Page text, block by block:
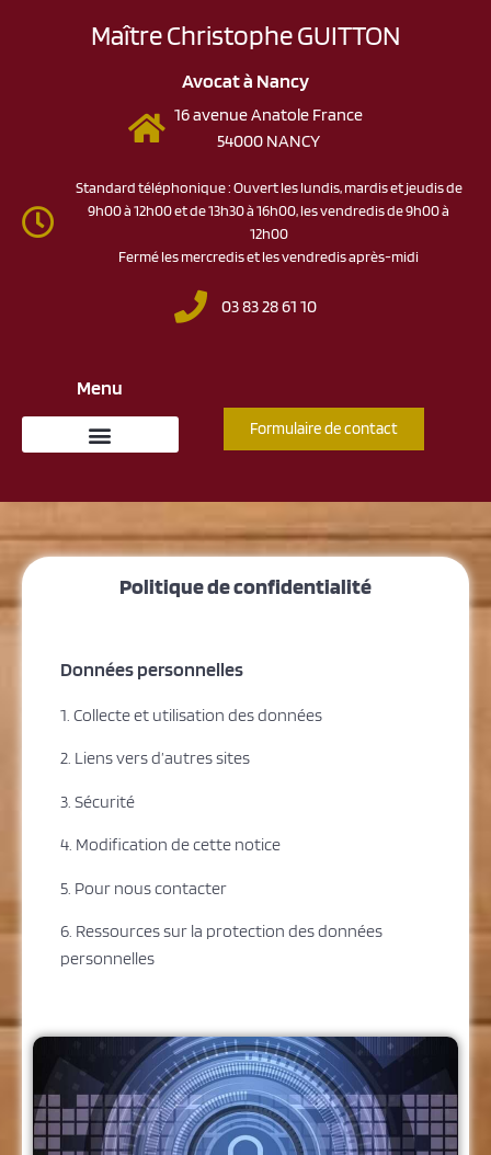
Maître Christophe GUITTON
Avocat à Nancy
16 avenue Anatole France
54000 NANCY
Standard téléphonique : Ouvert les lundis, mardis et jeudis de
9h00 à 12h00 et de 13h30 à 16h00, les vendredis de 9h00 à
12h00
Fermé les mercredis et les vendredis après-midi
03 83 28 61 10
Menu
Formulaire de contact
Politique de confidentialité
Données personnelles
1. Collecte et utilisation des données
2. Liens vers d’autres sites
3. Sécurité
4. Modification de cette notice
5. Pour nous contacter
6. Ressources sur la protection des données
personnelles